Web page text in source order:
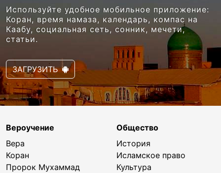
Используйте удобное мобильное приложение:
Коран, время намаза, календарь, компас на
Каабу, социальная сеть, сонник, мечети,
статьи.
ЗАГРУЗИТЬ
Вероучение
Вера
Коран
Пророк Мухаммад
Общество
История
Исламское право
Культура